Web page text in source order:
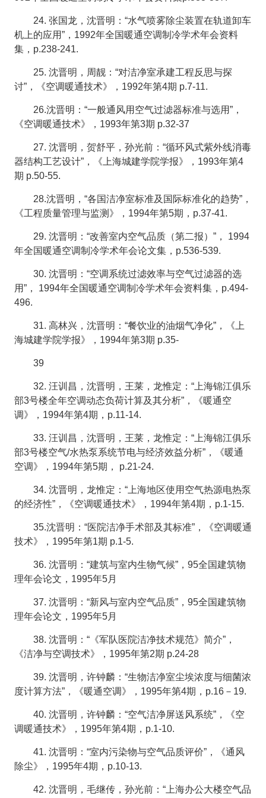
24. 张国龙，沈晋明：“水气喷雾除尘装置在轨道卸车
机上的应用”，1992年全国暖通空调制冷学术年会资料
集，p.238-241.
25. 沈晋明，周靓：“对洁净室承建工程反思与探
讨”，《空调暖通技术》，1992年第4期 p.7-11.
26.沈晋明：“一般通风用空气过滤器标准与选用”，
《空调暖通技术》，1993年第3期 p.32-37
27. 沈晋明，贺舒平，孙光前：“循环风式紫外线消毒
器结构工艺设计”，《上海城建学院学报》，1993年第4
期 p.50-55.
28.沈晋明，“各国洁净室标准及国际标准化的趋势”，
《工程质量管理与监测》，1994年第5期，p.37-41.
29. 沈晋明：“改善室内空气品质（第二报）”， 1994
年全国暖通空调制冷学术年会论文集，p.536-539.
30. 沈晋明：“空调系统过滤效率与空气过滤器的选
用”， 1994年全国暖通空调制冷学术年会资料集，p.494-
496.
31. 高林兴，沈晋明：“餐饮业的油烟气净化”，《上
海城建学院学报》，1994年第3期 p.35-
39
32. 汪训昌，沈晋明，王莱，龙惟定：“上海锦江俱乐
部3号楼全年空调动态负荷计算及其分析”，《暖通空
调》，1994年第4期，p.11-14.
33. 汪训昌，沈晋明，王莱，龙惟定：“上海锦江俱乐
部3号楼空气/水热泵系统节电与经济效益分析”，《暖通
空调》，1994年第5期， p.21-24.
34. 沈晋明，龙惟定：“上海地区使用空气热源电热泵
的经济性”，《空调暖通技术》，1994年第4期，p.1-15.
35.沈晋明：“医院洁净手术部及其标准”，《空调暖通
技术》，1995年第1期 p.1-5.
36. 沈晋明：“建筑与室内生物气候”，95全国建筑物
理年会论文，1995年5月
37. 沈晋明：“新风与室内空气品质”，95全国建筑物
理年会论文，1995年5月
38. 沈晋明：“《军队医院洁净技术规范》简介”，
《洁净与空调技术》，1995年第2期 p.24-28
39. 沈晋明，许钟麟：“生物洁净室尘埃浓度与细菌浓
度计算方法”，《暖通空调》，1995年第4期，p.16－19.
40. 沈晋明，许钟麟：“空气洁净屏送风系统”，《空
调暖通技术》，1995年第4期，p.1-10.
41. 沈晋明：“室内污染物与空气品质评价”，《通风
除尘》，1995年4期，p.10-13.
42. 沈晋明，毛继传，孙光前：“上海办公大楼空气品